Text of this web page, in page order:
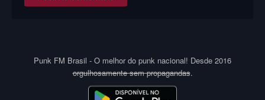
Punk FM Brasil - O melhor do punk nacional! Desde 2016
orgulhosamente sem propagandas.